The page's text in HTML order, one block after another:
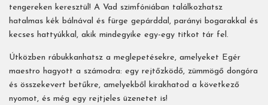
tengereken keresztül! A Vad szimfóniában találkozhatsz
hatalmas kék bálnával és fürge gepárddal, parányi bogarakkal és
kecses hattyúkkal, akik mindegyike egy-egy titkot tár fel.
Útközben rábukkanhatsz a meglepetésekre, amelyeket Egér
maestro hagyott a számodra: egy rejtőzködő, zümmögő dongóra
és összekevert betűkre, amelyekből kirakhatod a következő
nyomot, és még egy rejtjeles üzenetet is!